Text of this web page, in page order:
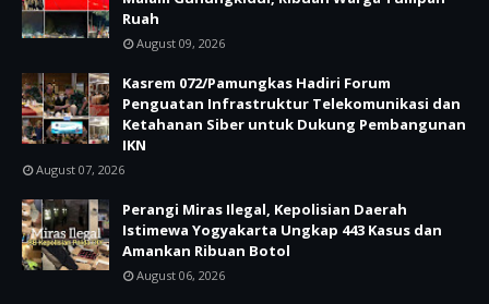
Ruah
August 09, 2026
Kasrem 072/Pamungkas Hadiri Forum
Penguatan Infrastruktur Telekomunikasi dan
Ketahanan Siber untuk Dukung Pembangunan
IKN
August 07, 2026
Perangi Miras Ilegal, Kepolisian Daerah
Istimewa Yogyakarta Ungkap 443 Kasus dan
Amankan Ribuan Botol
August 06, 2026